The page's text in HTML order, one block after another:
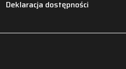
Deklaracja dostępności